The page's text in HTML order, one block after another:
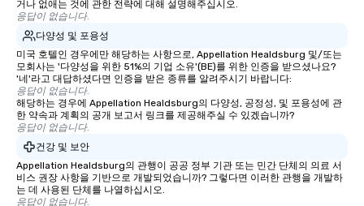
거나 없애는 것에 관한 전략에 대해 설명해주십시오.
응답이 없습니다.
다양성 및 포용성
미국 호텔인 경우에만 해당하는 사항으로, Appellation Healdsburg 및/또는
모회사는 '다양성을 위한 51%의 기업 소유'(BE)를 위한 인증을 받으셨나요?
'네'라고 대답하셨다면 인증을 받은 종류를 알려주시기 바랍니다:
응답이 없습니다.
해당하는 경우에 Appellation Healdsburg의 다양성, 공정성, 및 포용성에 관
한 약속과 계획의 공개 보고서 링크를 제공해주실 수 있겠습니까?
응답이 없습니다.
건강 및 보안
Appellation Healdsburg의 관행이 공공 정부 기관 또는 민간 단체의 의료 서
비스 권장 사항을 기반으로 개발되었습니까? 그렇다면 이러한 관행을 개발하
는 데 사용된 단체를 나열하십시오.
응답이 없습니다.